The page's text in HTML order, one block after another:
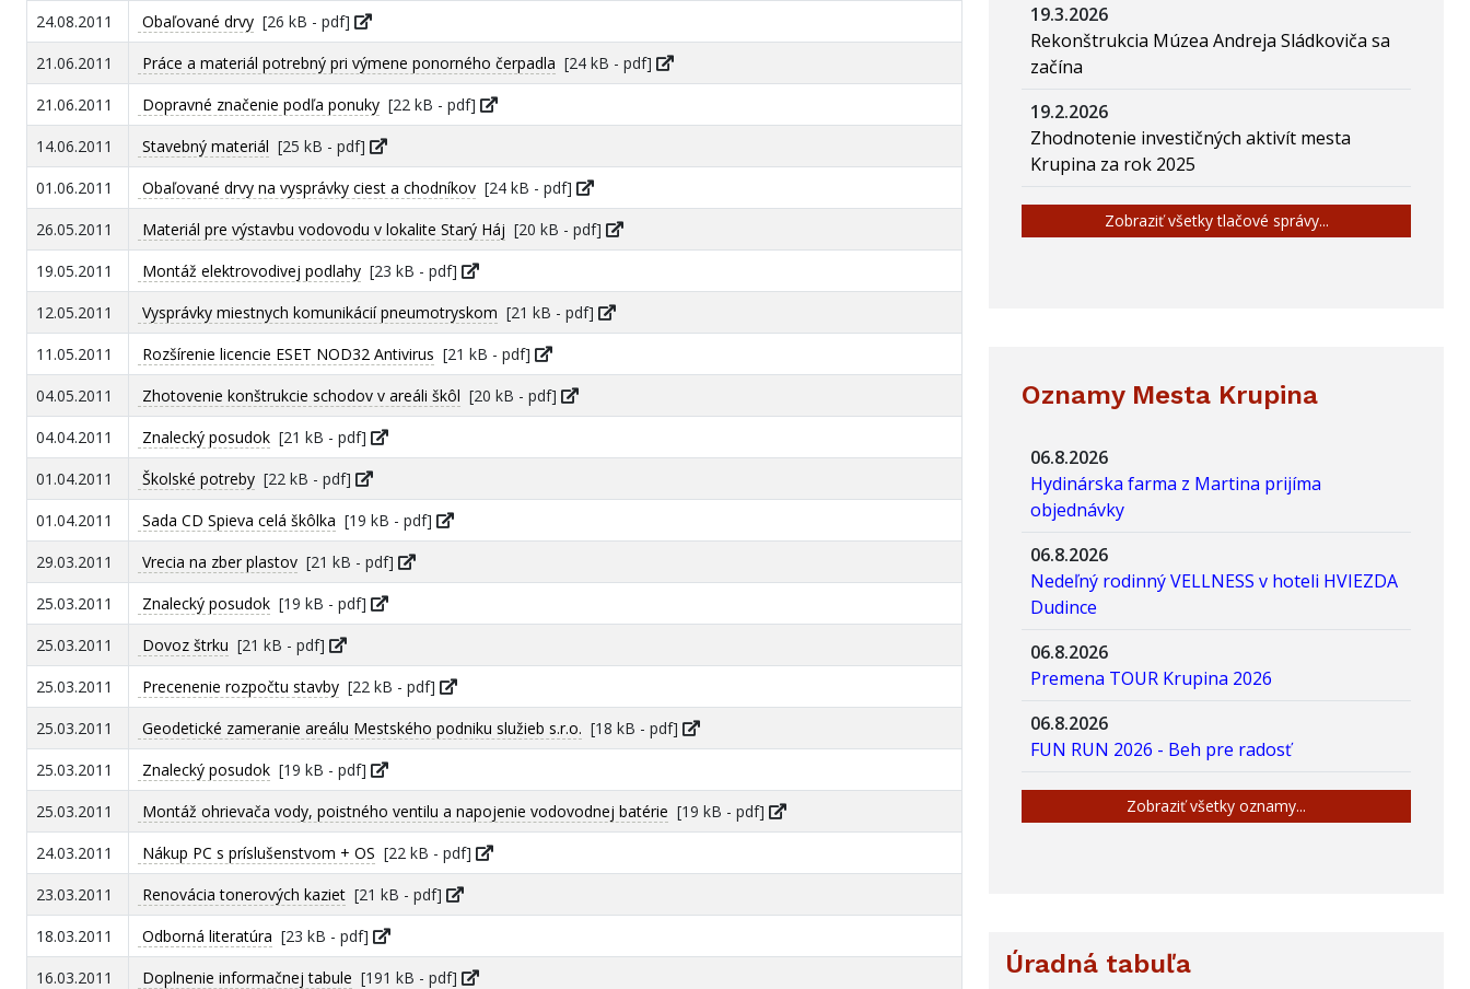
24.08.2011
Obaľované drvy [26 kB - pdf]
21.06.2011
Práce a materiál potrebný pri výmene ponorného čerpadla [24 kB - pdf]
21.06.2011
Dopravné značenie podľa ponuky [22 kB - pdf]
14.06.2011
Stavebný materiál [25 kB - pdf]
01.06.2011
Obaľované drvy na vysprávky ciest a chodníkov [24 kB - pdf]
26.05.2011
Materiál pre výstavbu vodovodu v lokalite Starý Háj [20 kB - pdf]
19.05.2011
Montáž elektrovodivej podlahy [23 kB - pdf]
12.05.2011
Vysprávky miestnych komunikácií pneumotryskom [21 kB - pdf]
11.05.2011
Rozšírenie licencie ESET NOD32 Antivirus [21 kB - pdf]
04.05.2011
Zhotovenie konštrukcie schodov v areáli škôl [20 kB - pdf]
04.04.2011
Znalecký posudok [21 kB - pdf]
01.04.2011
Školské potreby [22 kB - pdf]
01.04.2011
Sada CD Spieva celá škôlka [19 kB - pdf]
29.03.2011
Vrecia na zber plastov [21 kB - pdf]
25.03.2011
Znalecký posudok [19 kB - pdf]
25.03.2011
Dovoz štrku [21 kB - pdf]
25.03.2011
Precenenie rozpočtu stavby [22 kB - pdf]
25.03.2011
Geodetické zameranie areálu Mestského podniku služieb s.r.o. [18 kB - pdf]
25.03.2011
Znalecký posudok [19 kB - pdf]
25.03.2011
Montáž ohrievača vody, poistného ventilu a napojenie vodovodnej batérie [19 kB - pdf]
24.03.2011
Nákup PC s príslušenstvom + OS [22 kB - pdf]
23.03.2011
Renovácia tonerových kaziet [21 kB - pdf]
18.03.2011
Odborná literatúra [23 kB - pdf]
16.03.2011
Doplnenie informačnej tabule [191 kB - pdf]
19.3.2026
Rekonštrukcia Múzea Andreja Sládkoviča sa
začína
19.2.2026
Zhodnotenie investičných aktivít mesta
Krupina za rok 2025
Zobraziť všetky tlačové správy...
Oznamy Mesta Krupina
06.8.2026
Hydinárska farma z Martina prijíma
objednávky
06.8.2026
Nedeľný rodinný VELLNESS v hoteli HVIEZDA
Dudince
06.8.2026
Premena TOUR Krupina 2026
06.8.2026
FUN RUN 2026 - Beh pre radosť
Zobraziť všetky oznamy...
Úradná tabuľa